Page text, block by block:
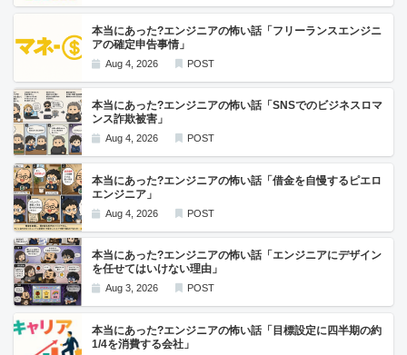
本当にあった?エンジニアの怖い話「フリーランスエンジニ
アの確定申告事情」
Aug 4, 2026 POST
本当にあった?エンジニアの怖い話「SNSでのビジネスロマ
ンス詐欺被害」
Aug 4, 2026 POST
本当にあった?エンジニアの怖い話「借金を自慢するピエロ
エンジニア」
Aug 4, 2026 POST
本当にあった?エンジニアの怖い話「エンジニアにデザイン
を任せてはいけない理由」
Aug 3, 2026 POST
本当にあった?エンジニアの怖い話「目標設定に四半期の約
1/4を消費する会社」